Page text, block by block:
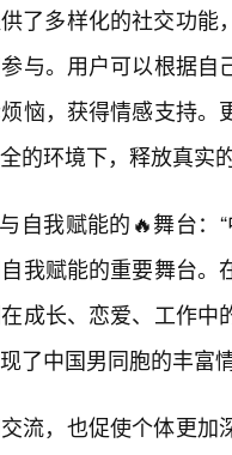
了多样化的社交功能
与。用户可以根据
恼，获得情感支持
的环境下，释放真实
自我赋能的🔥舞台：
我赋能的重要舞台
成长、恋爱、工作
了中国男同胞的丰富
流，也促使个体更加